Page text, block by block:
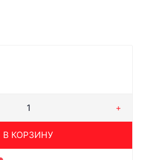
В КОРЗИНУ